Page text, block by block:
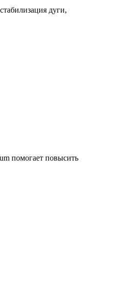
дуги,
помогает повысить